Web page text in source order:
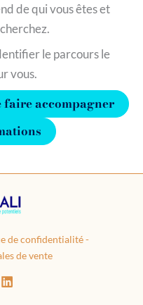
de qui vous êtes et
le parcours le
vous.
faire accompagner
de confidentialité-
de vente